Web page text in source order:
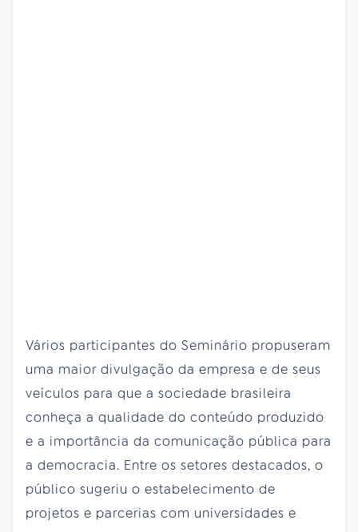
Vários participantes do Seminário propuseram
uma maior divulgação da empresa e de seus
veículos para que a sociedade brasileira
conheça a qualidade do conteúdo produzido
e a importância da comunicação pública para
a democracia. Entre os setores destacados, o
público sugeriu o estabelecimento de
projetos e parcerias com universidades e